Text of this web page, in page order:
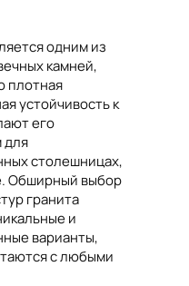
одним из
камней,
плотная
устойчивость к
его
для
столешницах,
Обширный выбор
гранита
и
варианты,
с любыми